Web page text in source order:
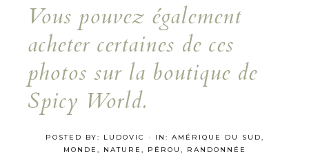
Vous pouvez également
acheter certaines de ces
photos sur la boutique de
Spicy World.
POSTED BY: LUDOVIC · IN: AMÉRIQUE DU SUD,
MONDE , NATURE , PÉROU , RANDONNÉE